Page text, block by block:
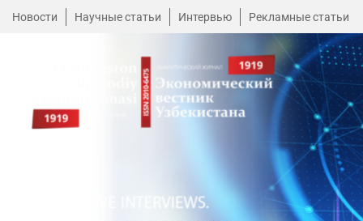
Новости Научные статьи Интервью Рекламные статьи